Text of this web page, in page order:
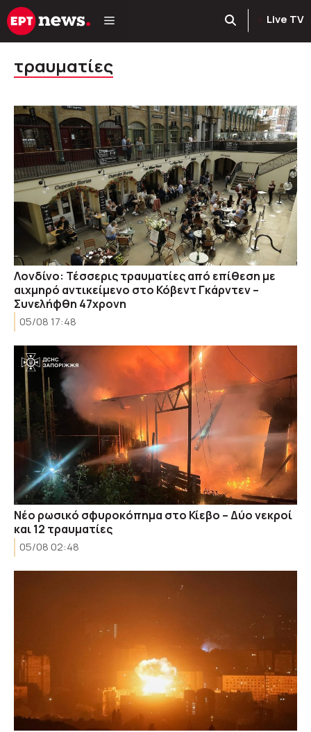
Μετάβαση
σε
Live TV
τραυματίες
Λονδίνο: Τέσσερις τραυματίες από επίθεση με
αιχμηρό αντικείμενο στο Κόβεντ Γκάρντεν –
Συνελήφθη 47χρονη
05/08 17:48
Νέο ρωσικό σφυροκόπημα στο Κίεβο – Δύο νεκροί
και 12 τραυματίες
05/08 02:48